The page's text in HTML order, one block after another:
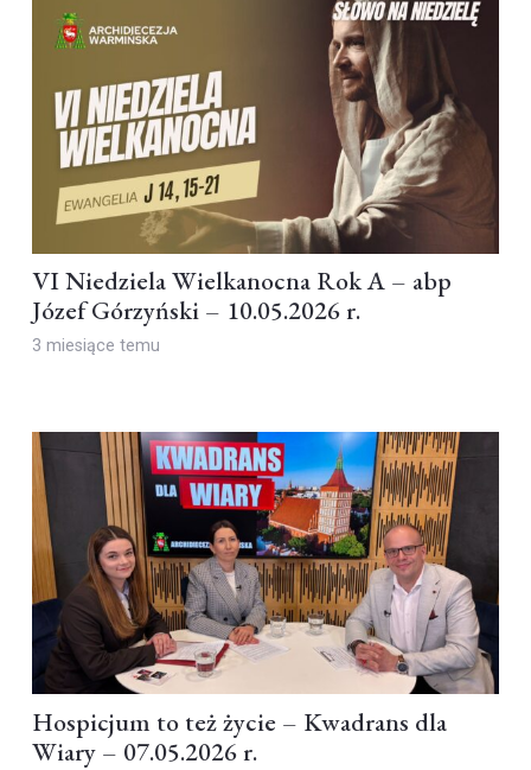
VI Niedziela Wielkanocna Rok A – abp
Józef Górzyński – 10.05.2026 r.
3 miesiące temu
Hospicjum to też życie – Kwadrans dla
Wiary – 07.05.2026 r.